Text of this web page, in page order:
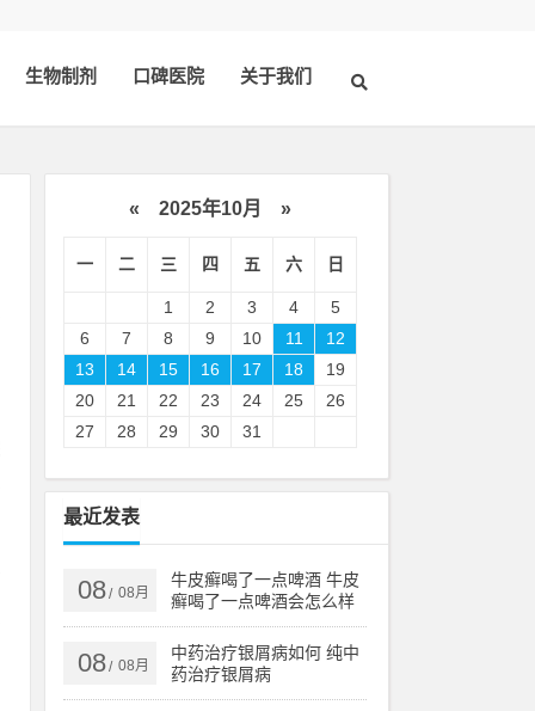
生物制剂 口碑医院 关于我们
« 2025年10月 »
一 二 三 四 五 六 日
1 2 3 4
5
6
7 8 9 10 11
12
13
14 15 16 17 18
19
20
21 22 23 24 25
26
27
28 29 30 31
最近发表
08/ 08月
牛皮癣喝了一点啤酒 牛皮
癣喝了一点啤酒会怎么样
08/ 08月
中药治疗银屑病如何 纯中
药治疗银屑病